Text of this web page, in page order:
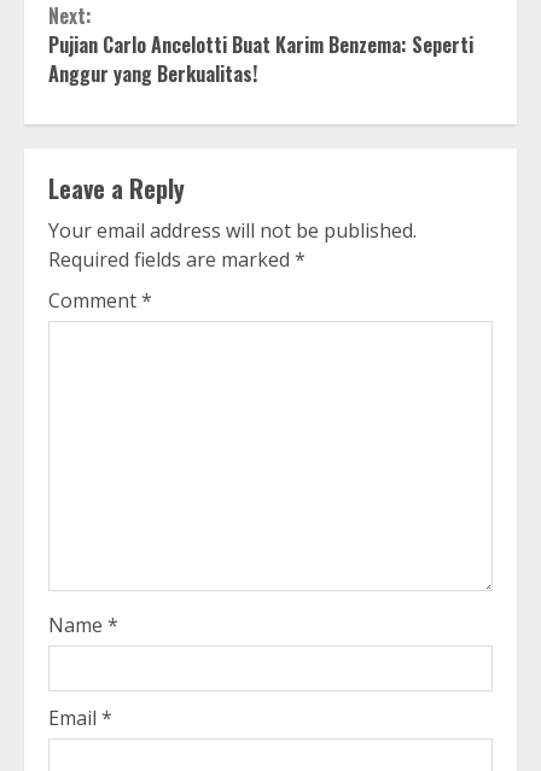
Next:
Pujian Carlo Ancelotti Buat Karim Benzema: Seperti
Anggur yang Berkualitas!
Leave a Reply
Your email address will not be published.
Required fields are marked *
Comment*
Name *
Email *